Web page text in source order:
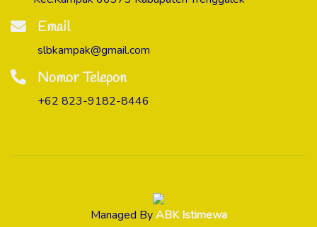
Email
slbkampak@gmail.com
Nomor Telepon
+62 823-9182-8446
Managed ByABK Istimewa